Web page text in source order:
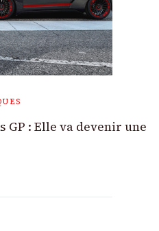
GP : Elle va devenir une